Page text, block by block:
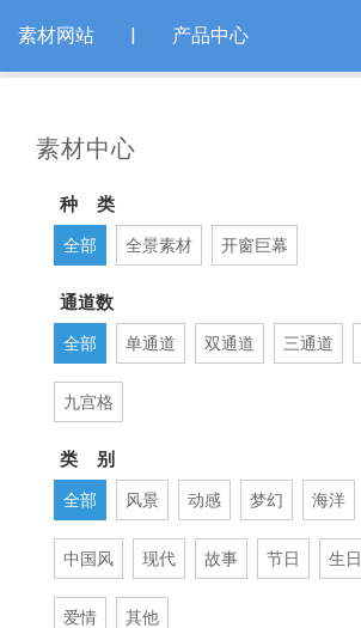
素材网站 | 产品中心
素材中心
种 类
全部 全景素材 开窗巨幕
通道数
全部 单通道 双通道 三通道
九宫格
类 别
全部 风景 动感 梦幻 海洋
中国风 现代 故事 节日 生日
爱情 其他